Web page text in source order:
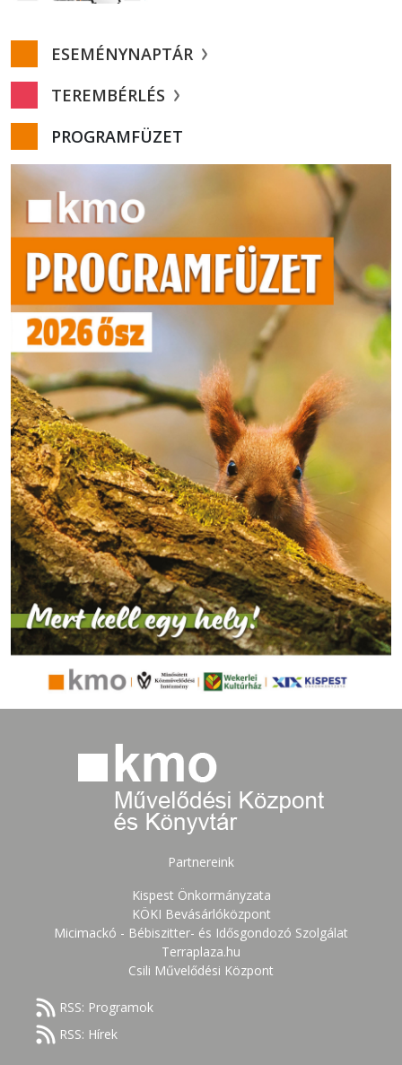
ESEMÉNYNAPTÁR
TEREMBÉRLÉS
PROGRAMFÜZET
Partnereink
Kispest Önkormányzata
KÖKI Bevásárlóközpont
Micimackó - Bébiszitter- és Idősgondozó Szolgálat
Terraplaza.hu
Csili Művelődési Központ
RSS: Programok
RSS: Hírek